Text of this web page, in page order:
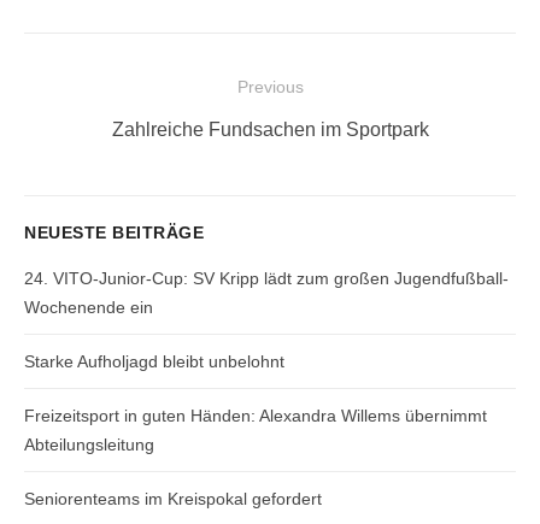
Beitragsnavigation
Previous
Previous
Zahlreiche Fundsachen im Sportpark
NEUESTE BEITRÄGE
24. VITO-Junior-Cup: SV Kripp lädt zum großen Jugendfußball-
Wochenende ein
Starke Aufholjagd bleibt unbelohnt
Freizeitsport in guten Händen: Alexandra Willems übernimmt
Abteilungsleitung
Seniorenteams im Kreispokal gefordert